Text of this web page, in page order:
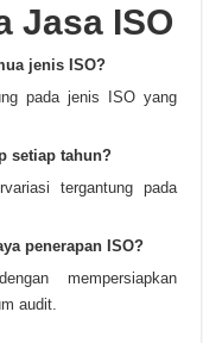
Jasa ISO
jenis ISO?
pada jenis ISO yang
setiap tahun?
tergantung pada
penerapan ISO?
mempersiapkan
audit.